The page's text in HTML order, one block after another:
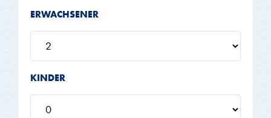
ERWACHSENER
KINDER